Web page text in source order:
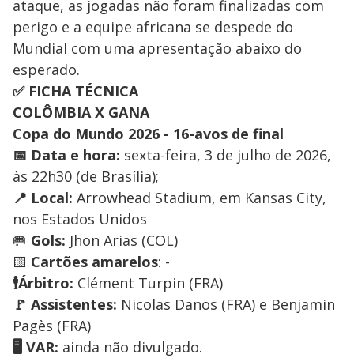
ataque, as jogadas não foram finalizadas com
perigo e a equipe africana se despede do
Mundial com uma apresentação abaixo do
esperado.
✅ FICHA TÉCNICA
COLÔMBIA X GANA
Copa do Mundo 2026 - 16-avos de final
📅 Data e hora: sexta-feira, 3 de julho de 2026,
às 22h30 (de Brasília);
📍 Local: Arrowhead Stadium, em Kansas City,
nos Estados Unidos
🥅 Gols: Jhon Arias (COL)
🟨 Cartões amarelos: -
🕴️Árbitro: Clément Turpin (FRA)
🚩 Assistentes: Nicolas Danos (FRA) e Benjamin
Pagès (FRA)
🖥️ VAR: ainda não divulgado.